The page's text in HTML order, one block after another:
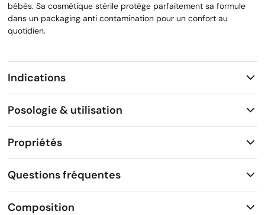
bébés. Sa cosmétique stérile protège parfaitement sa formule
dans un packaging anti contamination pour un confort au
quotidien.
Indications
Posologie & utilisation
Propriétés
Questions fréquentes
Composition